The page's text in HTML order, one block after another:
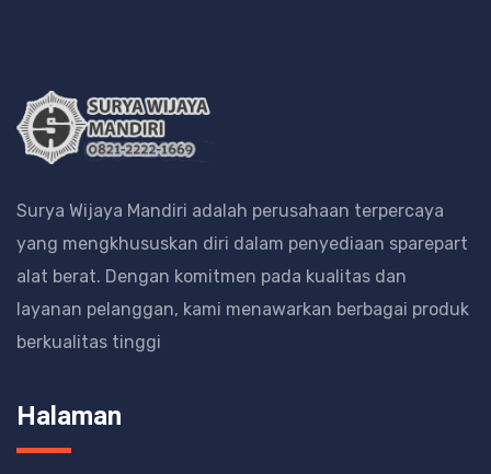
Surya Wijaya Mandiri adalah perusahaan terpercaya
yang mengkhususkan diri dalam penyediaan sparepart
alat berat. Dengan komitmen pada kualitas dan
layanan pelanggan, kami menawarkan berbagai produk
berkualitas tinggi
Halaman